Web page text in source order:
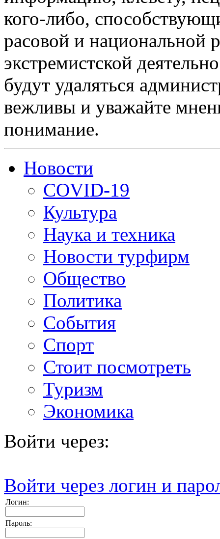
кого-либо,
расовой и национальной
экстремистской
будут удаляться
вежливы и уважайте
понимание.
Новости
COVID-19
Культура
Наука и техника
Новости турфирм
Общество
Политика
События
Спорт
Стоит посмотреть
Туризм
Экономика
Войти через:
Войти через логин и
Логин:
Пароль: